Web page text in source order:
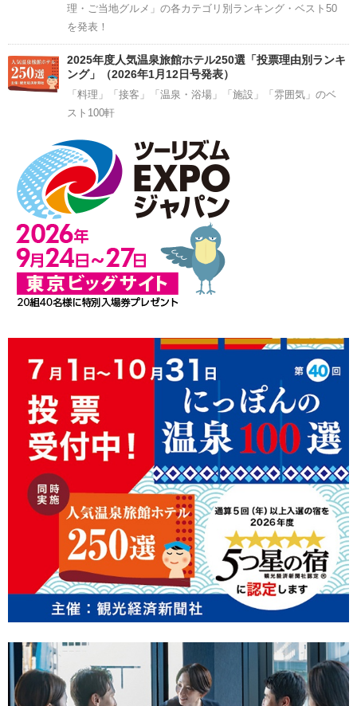
理・ご当地グルメ」の各カテゴリ別ランキング・ベスト50
を発表！
2025年度人気温泉旅館ホテル250選「投票理由別ランキ
ング」（2026年1月12日号発表）
「料理」「接客」「温泉・浴場」「施設」「雰囲気」のベ
スト100軒